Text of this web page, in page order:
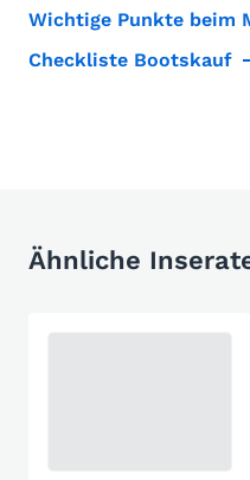
Wichtige Punkte beim
Checkliste Bootskauf
Ähnliche